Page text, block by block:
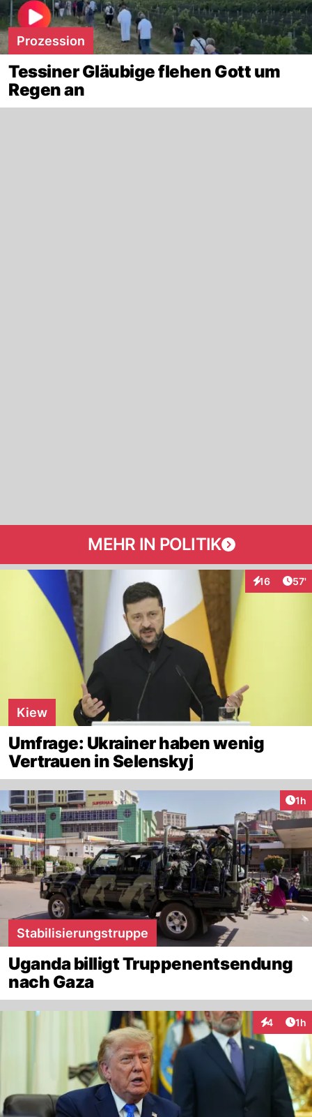
Prozession
Tessiner Gläubige flehen Gott um
Regen an
MEHR IN POLITIK
16
Interaktionen
57'
Kiew
Umfrage: Ukrainer haben wenig
Vertrauen in Selenskyj
1h
Stabilisierungstruppe
Uganda billigt Truppenentsendung
nach Gaza
4 1h